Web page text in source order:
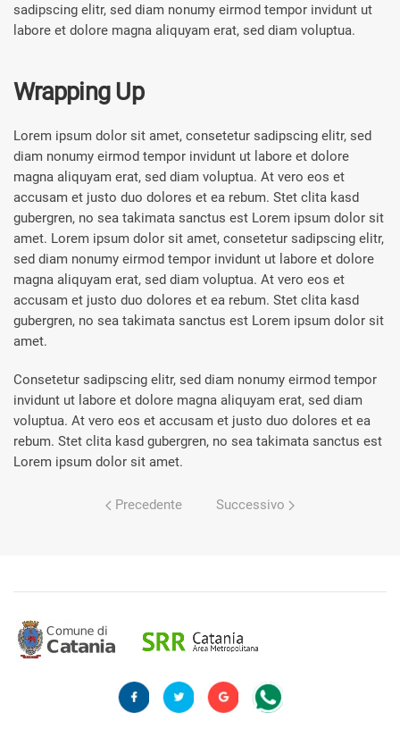
sadipscing elitr, sed diam nonumy eirmod tempor invidunt ut
labore et dolore magna aliquyam erat, sed diam voluptua.
Wrapping Up
Lorem ipsum dolor sit amet, consetetur sadipscing elitr, sed
diam nonumy eirmod tempor invidunt ut labore et dolore
magna aliquyam erat, sed diam voluptua. At vero eos et
accusam et justo duo dolores et ea rebum. Stet clita kasd
gubergren, no sea takimata sanctus est Lorem ipsum dolor sit
amet. Lorem ipsum dolor sit amet, consetetur sadipscing elitr,
sed diam nonumy eirmod tempor invidunt ut labore et dolore
magna aliquyam erat, sed diam voluptua. At vero eos et
accusam et justo duo dolores et ea rebum. Stet clita kasd
gubergren, no sea takimata sanctus est Lorem ipsum dolor sit
amet.
Consetetur sadipscing elitr, sed diam nonumy eirmod tempor
invidunt ut labore et dolore magna aliquyam erat, sed diam
voluptua. At vero eos et accusam et justo duo dolores et ea
rebum. Stet clita kasd gubergren, no sea takimata sanctus est
Lorem ipsum dolor sit amet.
Precedente Successivo